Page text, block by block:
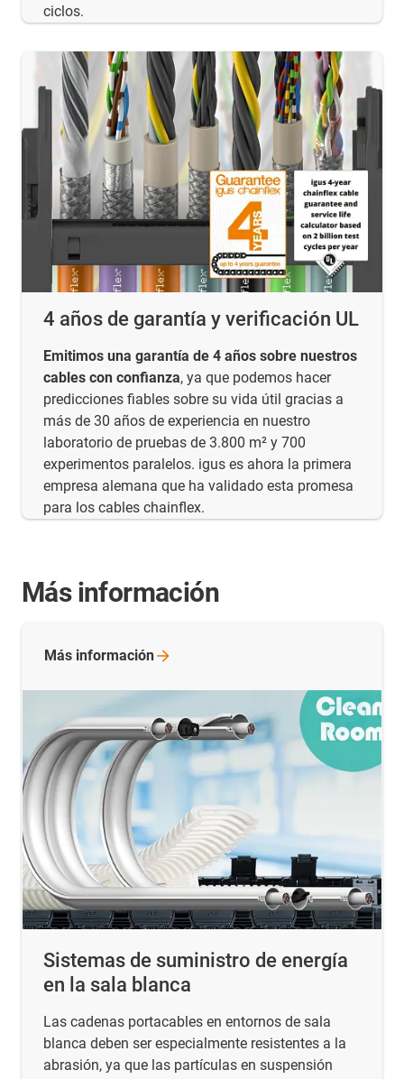
ciclos.
4 años de garantía y verificación UL
Emitimos una garantía de 4 años sobre nuestros
cables con confianza, ya que podemos hacer
predicciones fiables sobre su vida útil gracias a
más de 30 años de experiencia en nuestro
laboratorio de pruebas de 3.800 m² y 700
experimentos paralelos. igus es ahora la primera
empresa alemana que ha validado esta promesa
para los cables chainflex.
Más información
Sistemas de suministro de energía
en la sala blanca
Las cadenas portacables en entornos de sala
blanca deben ser especialmente resistentes a la
abrasión, ya que las partículas en suspensión
Más información